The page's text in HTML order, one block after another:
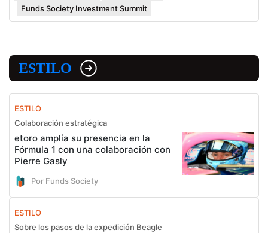
Funds Society Investment Summit
ESTILO
ESTILO
Colaboración estratégica
etoro amplía su presencia en la
Fórmula 1 con una colaboración con
Pierre Gasly
Por Funds Society
ESTILO
Sobre los pasos de la expedición Beagle